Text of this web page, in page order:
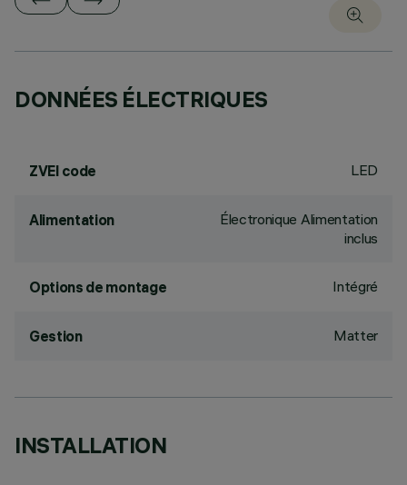
DONNÉES ÉLECTRIQUES
ZVEI code LED
Alimentation
Électronique Alimentation
inclus
Options de montage Intégré
Gestion Matter
INSTALLATION